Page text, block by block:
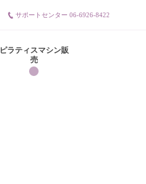
サポートセンター 06-6926-8422
ピラティスマシン販
売